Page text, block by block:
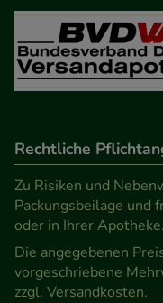
Rechtliche
Zu Risiken und
Packungsbeilage und
oder in Ihrer Apotheke.
Die angegebenen
vorgeschriebene
zzgl. Versandkosten.